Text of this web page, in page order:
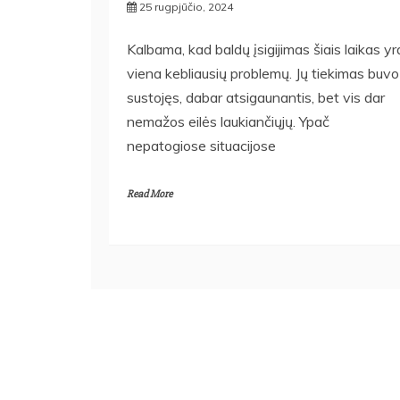
25 rugpjūčio, 2024
Kalbama, kad baldų įsigijimas šiais laikas
viena kebliausių problemų. Jų tiekimas buvo
sustojęs, dabar atsigaunantis, bet vis dar
nemažos eilės laukiančiųjų. Ypač
nepatogiose situacijose
Read More